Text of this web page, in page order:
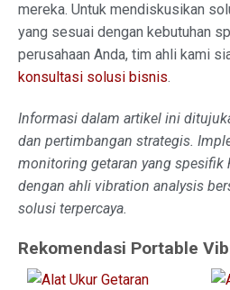
mereka. Untuk mendiskusikan
yang sesuai dengan kebutuhan
perusahaan Anda, tim ahli kami
konsultasi solusi bisnis.
Informasi dalam artikel ini
dan pertimbangan strategis.
monitoring getaran yang spesifik
dengan ahli vibration analysis
solusi terpercaya.
Rekomendasi Portable